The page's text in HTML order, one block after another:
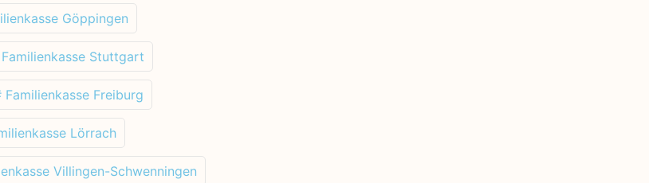
Göppingen
Stuttgart
Familienkasse Freiburg
Lörrach
Villingen-Schwenningen